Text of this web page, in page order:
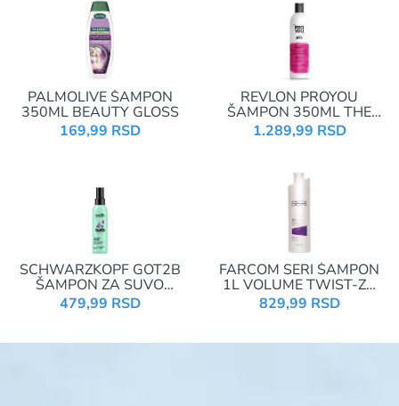
PALMOLIVE ŠAMPON
350ML BEAUTY GLOSS
169,99 RSD
REVLON PROYOU
ŠAMPON 350ML THE
KEEPER 02512
1.289,99 RSD
SCHWARZKOPF GOT2B
ŠAMPON ZA SUVO
PRANJE 150ML MIST
EXTRA CARE
479,99 RSD
FARCOM SERI ŠAMPON
1L VOLUME TWIST-ZA
TANKU KOSU
829,99 RSD